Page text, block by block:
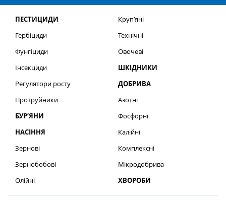
ПЕСТИЦИДИ
Гербіциди
Фунгіциди
Інсекциди
Регулятори росту
Протруйники
БУР’ЯНИ
НАСІННЯ
Зернові
Зернобобові
Олійні
Круп’яні
Технічні
Овочеві
ШКІДНИКИ
ДОБРИВА
Азотні
Фосфорні
Калійні
Комплексні
Мікродобрива
ХВОРОБИ